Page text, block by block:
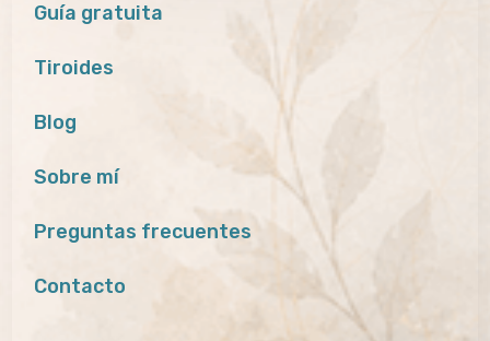
Guía gratuita
Tiroides
Blog
Sobre mí
Preguntas frecuentes
Contacto